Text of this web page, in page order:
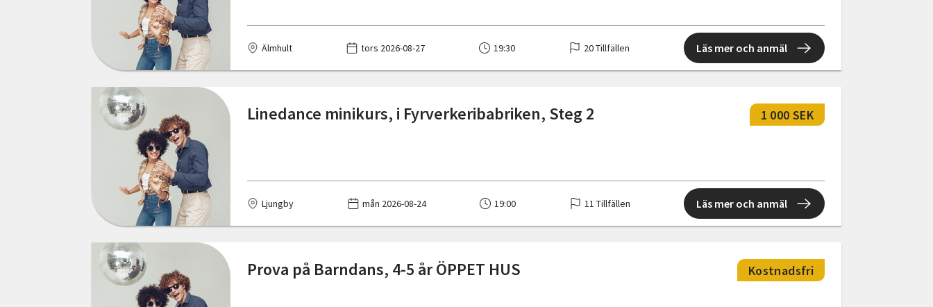
Nybro
Nässjö
Partille
Piteå
Ryd
Rävlanda
Sandviken
Sigtuna
Skarpnäck
Älmhult tors 2026-08-27 19:30 20 Tillfällen Läs mer och anmäl
Linedance minikurs, i Fyrverkeribabriken, Steg 2 1 000 SEK
Ljungby mån 2026-08-24 19:00 11 Tillfällen Läs mer och anmäl
Prova på Barndans, 4-5 år ÖPPET HUS Kostnadsfri